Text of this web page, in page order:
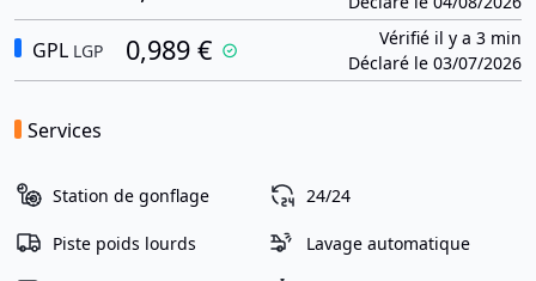
GPL LGP 0,989 €
Vérifié il y a 3 min
Déclaré le 03/07/2026
Services
Station de gonflage 24/24
Piste poids lourds Lavage automatique